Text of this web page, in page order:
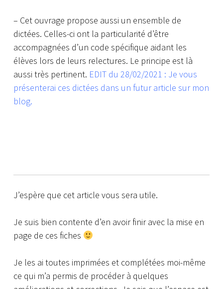
– Cet ouvrage propose aussi un ensemble de
dictées. Celles-ci ont la particularité d’être
accompagnées d’un code spécifique aidant les
élèves lors de leurs relectures. Le principe est là
aussi très pertinent. EDIT du 28/02/2021 : Je vous
présenterai ces dictées dans un futur article sur mon
blog.
J’espère que cet article vous sera utile.
Je suis bien contente d’en avoir finir avec la mise en
page de ces fiches
Je les ai toutes imprimées et complétées moi-même
ce qui m’a permis de procéder à quelques